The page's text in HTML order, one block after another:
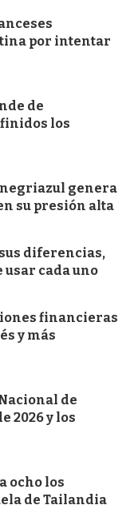
por intentar
de
los
genera
su presión alta
diferencias,
usar cada uno
financieras
y más
de
2026 y los
ocho los
de Tailandia